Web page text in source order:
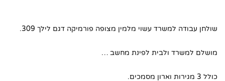
3. השאירו את הפרטים ואנו ניצור אתכם קשר
5. מידות השולחן
שולחן עבודה למשרד עשוי מלמין מצופה פורמיקה דגם לילך 309.
מושלם למשרד ולבית לפינת מחשב …
כולל 3 מגירות וארון מסמכים.